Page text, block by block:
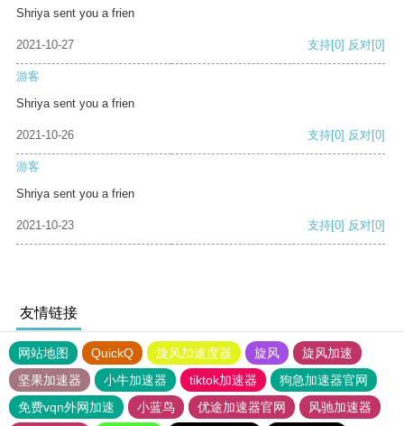
Shriya sent you a frien
2021-10-27 支持[0] 反对[0]
游客
Shriya sent you a frien
2021-10-26 支持[0] 反对[0]
游客
Shriya sent you a frien
2021-10-23 支持[0] 反对[0]
友情链接
网站地图 QuickQ 旋风加速度器 旋风
旋风加速
坚果加速器
小牛加速器 tiktok加速器
狗急加速器官网
免费vqn外网加速
小蓝鸟 优途加速器官网
风驰加速器